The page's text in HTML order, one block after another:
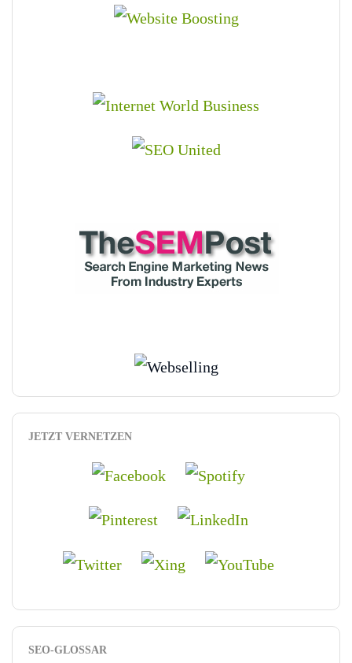
JETZT VERNETZEN
SEO-GLOSSAR